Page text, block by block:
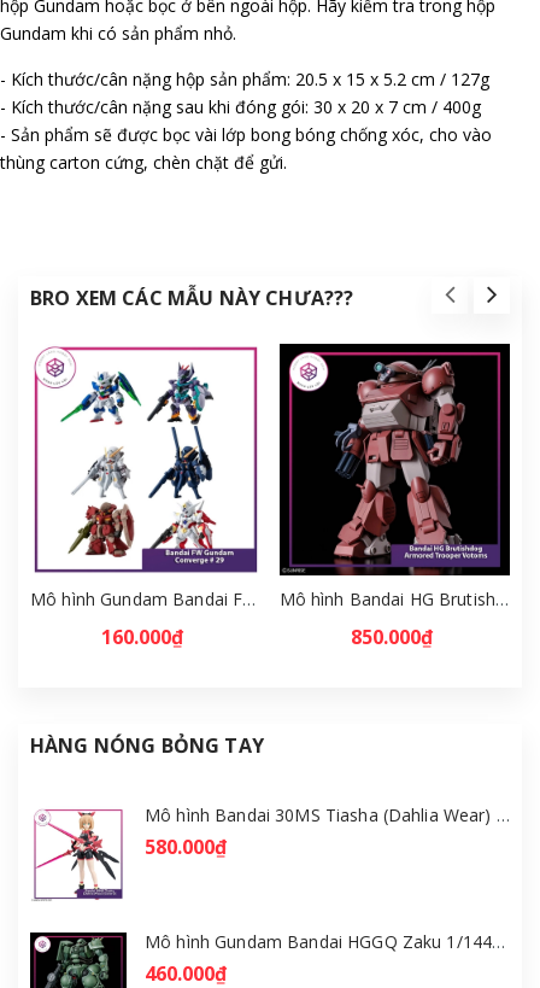
hộp Gundam hoặc bọc ở bên ngoài hộp. Hãy kiểm tra trong hộp
Gundam khi có sản phẩm nhỏ.
- Kích thước/cân nặng hộp sản phẩm: 20.5 x 15 x 5.2 cm / 127g
- Kích thước/cân nặng sau khi đóng gói: 30 x 20 x 7 cm / 400g
- Sản phẩm sẽ được bọc vài lớp bong bóng chống xóc, cho vào
thùng carton cứng, chèn chặt để gửi.
BRO XEM CÁC MẪU NÀY CHƯA???
Mô hình Gundam Bandai FW Gundam Converge # 29 Full Set [GDB] [FCH]
160.000₫
Mô hình Bandai HG Brutishdog - Armored Trooper Votoms [GDB] [BHG]
850.000₫
HÀNG NÓNG BỎNG TAY
Mô hình Bandai 30MS Tiasha (Dahlia Wear) [Color B] [GDB] [30MS]
580.000₫
Mô hình Gundam Bandai HGGQ Zaku 1/144 – MSG GQuuuuuuX [GDB] [BHG]
460.000₫